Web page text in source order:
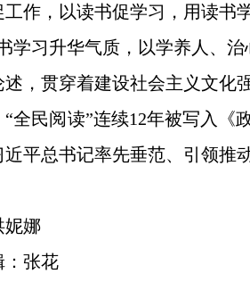
工作，以读书促学习，用读书
学习升华气质，以学养人、
，贯穿着建设社会主义文化
全民阅读”连续12年被写入《
平总书记率先垂范、引领推
妮娜
：张花